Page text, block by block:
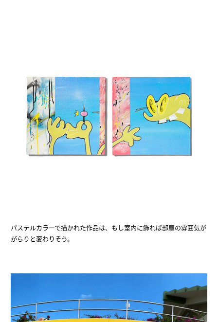
パステルカラーで描かれた作品は、もし室内に飾れば部屋の雰囲気が
がらりと変わりそう。